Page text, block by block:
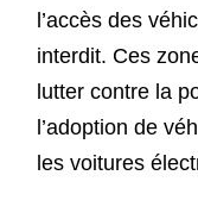
l’accès des
interdit. Ces
lutter contre la
l’adoption de
les voitures